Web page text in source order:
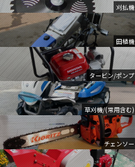
刈払機
田植機
タービン/ポンプ
草刈機/(常用含む)
チェンソー